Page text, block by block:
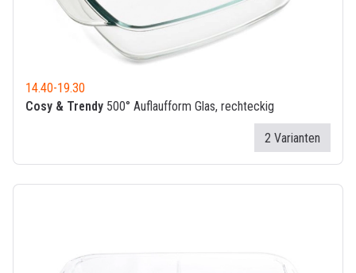
14.40-19.30
Cosy & Trendy 500° Auflaufform Glas, rechteckig
2 Varianten